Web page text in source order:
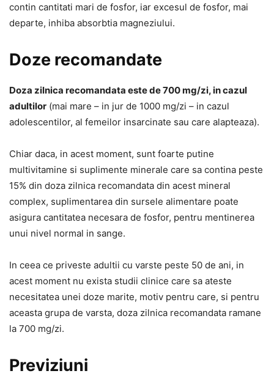
contin cantitati mari de fosfor, iar excesul de fosfor, mai
departe, inhiba absorbtia magneziului.
Doze recomandate
Doza zilnica recomandata este de 700 mg/zi, in cazul
adultilor (mai mare – in jur de 1000 mg/zi – in cazul
adolescentilor, al femeilor insarcinate sau care alapteaza).
Chiar daca, in acest moment, sunt foarte putine
multivitamine si suplimente minerale care sa contina peste
15% din doza zilnica recomandata din acest mineral
complex, suplimentarea din sursele alimentare poate
asigura cantitatea necesara de fosfor, pentru mentinerea
unui nivel normal in sange.
In ceea ce priveste adultii cu varste peste 50 de ani, in
acest moment nu exista studii clinice care sa ateste
necesitatea unei doze marite, motiv pentru care, si pentru
aceasta grupa de varsta, doza zilnica recomandata ramane
la 700 mg/zi.
Previziuni